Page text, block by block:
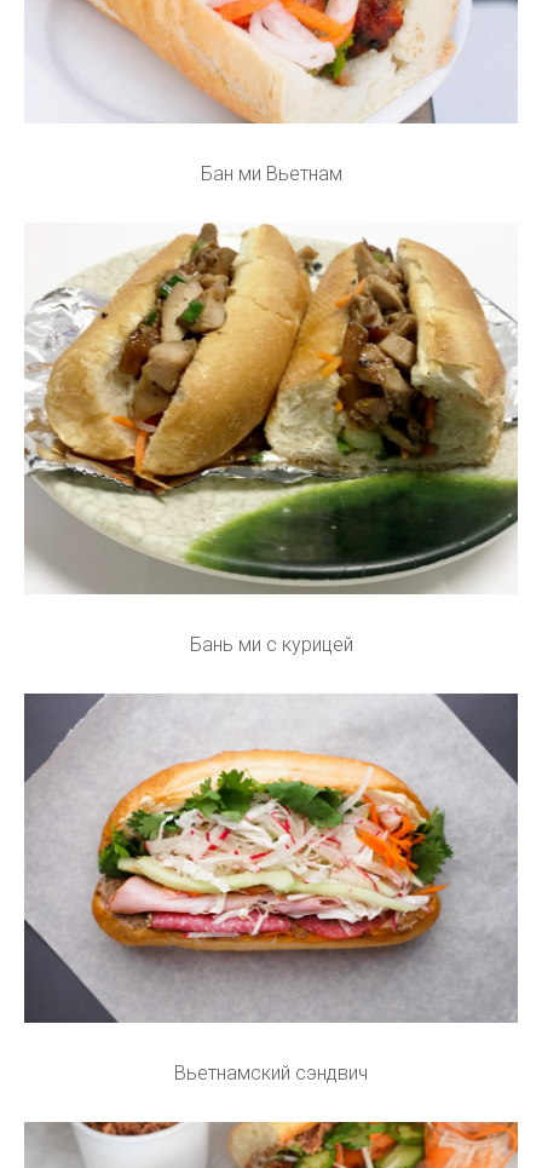
Бан ми Вьетнам
Бань ми с курицей
Вьетнамский сэндвич